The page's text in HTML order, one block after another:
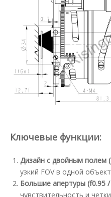
Ключевые функции:
Дизайн с двойным полем
узкий FOV в одной
Большие апертуры (f0.95
чувствительность и